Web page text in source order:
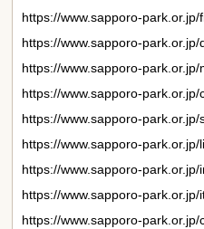
https://www.sapporo-park.or.jp/
https://www.sapporo-park.or.jp/
https://www.sapporo-park.or.jp/
https://www.sapporo-
https://www.sapporo-park.or.jp/
https://www.sapporo-park.or.jp/
https://www.sapporo-park.or.jp/
https://www.sapporo-park.or.jp/
https://www.sapporo-park.or.jp/